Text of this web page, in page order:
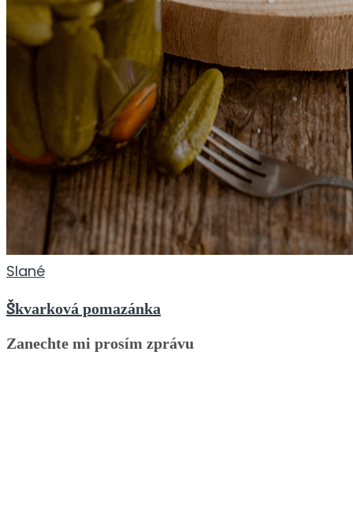
Slané
Škvarková pomazánka
Zanechte mi prosím zprávu